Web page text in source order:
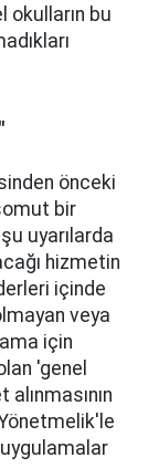
okulların bu
önceki
bir
uyarılarda
hizmetin
içinde
veya
için
'genel